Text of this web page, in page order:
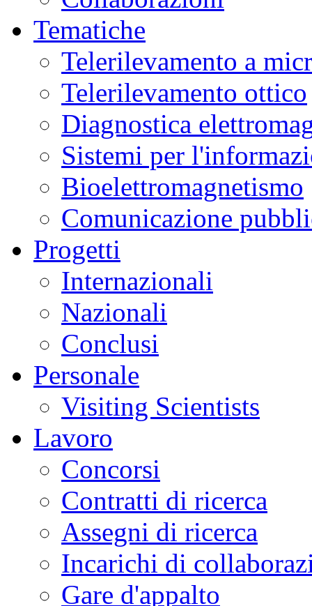
Tematiche
Telerilevamento a
Telerilevamento ottico
Diagnostica
Sistemi per
Bioelettromagnetismo
Comunicazione
Progetti
Internazionali
Nazionali
Conclusi
Personale
Visiting Scientists
Lavoro
Concorsi
Contratti di ricerca
Assegni di ricerca
Incarichi di
Gare d'appalto